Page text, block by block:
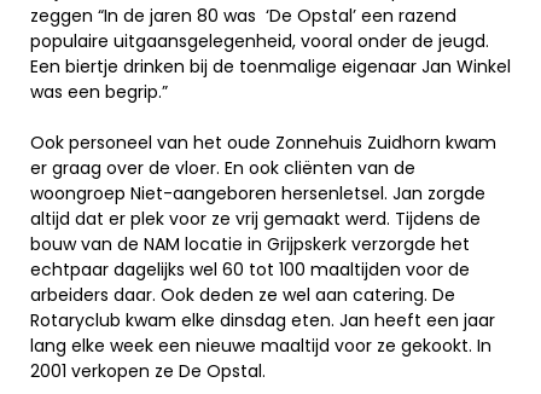
zeggen “In de jaren 80 was ‘De Opstal’ een razend
populaire uitgaansgelegenheid, vooral onder de jeugd.
Een biertje drinken bij de toenmalige eigenaar Jan Winkel
was een begrip.”
Ook personeel van het oude Zonnehuis Zuidhorn kwam
er graag over de vloer. En ook cliënten van de
woongroep Niet-aangeboren hersenletsel. Jan zorgde
altijd dat er plek voor ze vrij gemaakt werd. Tijdens de
bouw van de NAM locatie in Grijpskerk verzorgde het
echtpaar dagelijks wel 60 tot 100 maaltijden voor de
arbeiders daar. Ook deden ze wel aan catering. De
Rotaryclub kwam elke dinsdag eten. Jan heeft een jaar
lang elke week een nieuwe maaltijd voor ze gekookt. In
2001 verkopen ze De Opstal.